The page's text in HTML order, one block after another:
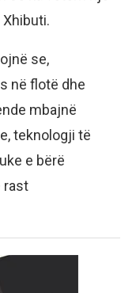
se,
në flotë dhe
mbajnë
teknologji të
e bërë
rast